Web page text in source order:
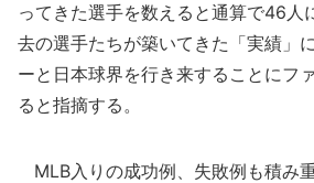
ってきた選手を数えると通算で46人
去の選手たちが築いてきた「実績」
ーと日本球界を行き来することにフ
ると指摘する。
MLB入りの成功例、失敗例も積み